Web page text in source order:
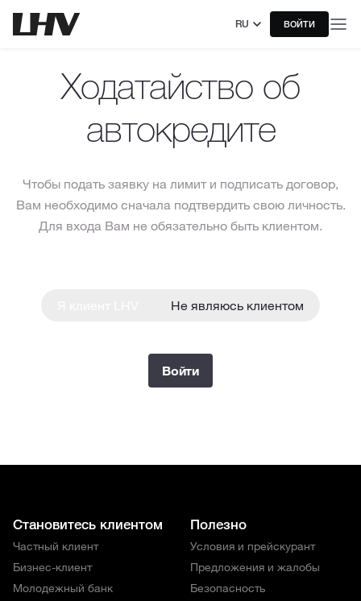
RU ВОЙТИ
Ходатайство об
автокредите
Чтобы подать заявку на лимит и подписать договор,
Вам необходимо сначала подтвердить свою личность.
Для входа Вам не обязательно быть клиентом.
Не являюсь клиентом
Войти
Становитесь клиентом
Частный клиент
Бизнес-клиент
Молодежный банк
Полезно
Условия и прейскурант
Предложения и жалобы
Безопасность